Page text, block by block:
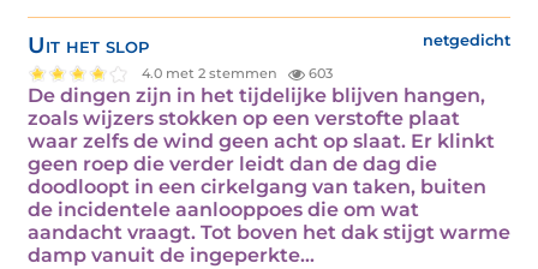
Uit het slop netgedicht
4.0 met 2 stemmen 603
De dingen zijn in het tijdelijke blijven hangen,
zoals wijzers stokken op een verstofte plaat
waar zelfs de wind geen acht op slaat. Er klinkt
geen roep die verder leidt dan de dag die
doodloopt in een cirkelgang van taken, buiten
de incidentele aanlooppoes die om wat
aandacht vraagt. Tot boven het dak stijgt warme
damp vanuit de ingeperkte…